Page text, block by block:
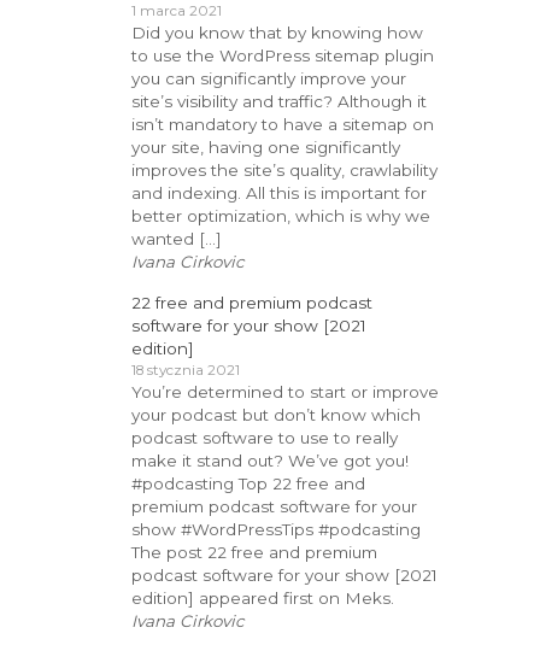
1 marca 2021
Did you know that by knowing how
to use the WordPress sitemap plugin
you can significantly improve your
site’s visibility and traffic? Although it
isn’t mandatory to have a sitemap on
your site, having one significantly
improves the site’s quality, crawlability
and indexing. All this is important for
better optimization, which is why we
wanted […]
Ivana Cirkovic
22 free and premium podcast
software for your show [2021
edition]
18 stycznia 2021
You’re determined to start or improve
your podcast but don’t know which
podcast software to use to really
make it stand out? We’ve got you!
#podcasting Top 22 free and
premium podcast software for your
show #WordPressTips #podcasting
The post 22 free and premium
podcast software for your show [2021
edition] appeared first on Meks.
Ivana Cirkovic